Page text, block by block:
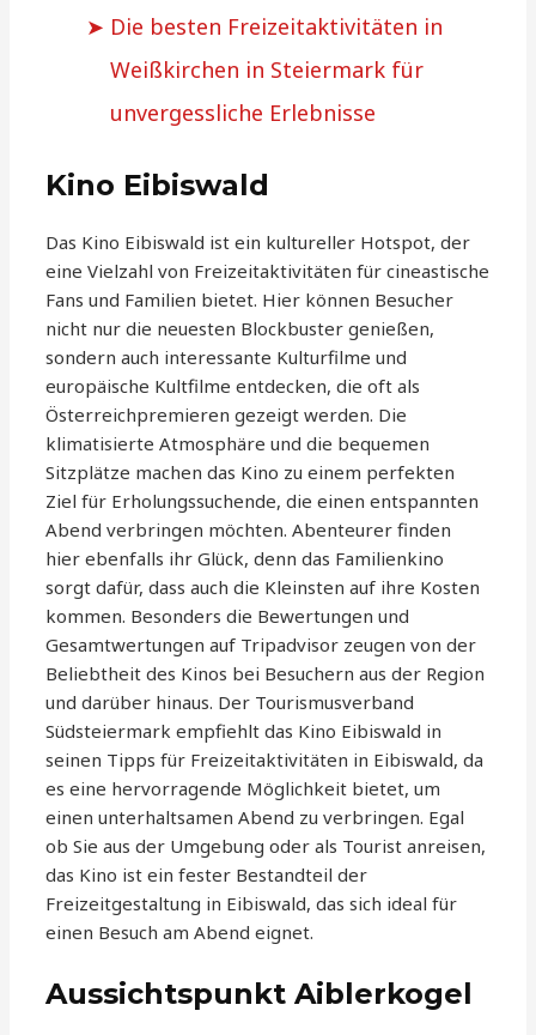
Die besten Freizeitaktivitäten in
Weißkirchen in Steiermark für
unvergessliche Erlebnisse
Kino Eibiswald
Das Kino Eibiswald ist ein kultureller Hotspot, der
eine Vielzahl von Freizeitaktivitäten für cineastische
Fans und Familien bietet. Hier können Besucher
nicht nur die neuesten Blockbuster genießen,
sondern auch interessante Kulturfilme und
europäische Kultfilme entdecken, die oft als
Österreichpremieren gezeigt werden. Die
klimatisierte Atmosphäre und die bequemen
Sitzplätze machen das Kino zu einem perfekten
Ziel für Erholungssuchende, die einen entspannten
Abend verbringen möchten. Abenteurer finden
hier ebenfalls ihr Glück, denn das Familienkino
sorgt dafür, dass auch die Kleinsten auf ihre Kosten
kommen. Besonders die Bewertungen und
Gesamtwertungen auf Tripadvisor zeugen von der
Beliebtheit des Kinos bei Besuchern aus der Region
und darüber hinaus. Der Tourismusverband
Südsteiermark empfiehlt das Kino Eibiswald in
seinen Tipps für Freizeitaktivitäten in Eibiswald, da
es eine hervorragende Möglichkeit bietet, um
einen unterhaltsamen Abend zu verbringen. Egal
ob Sie aus der Umgebung oder als Tourist anreisen,
das Kino ist ein fester Bestandteil der
Freizeitgestaltung in Eibiswald, das sich ideal für
einen Besuch am Abend eignet.
Aussichtspunkt Aiblerkogel